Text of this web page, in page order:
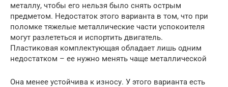
металлу, чтобы его нельзя было снять острым
предметом. Недостаток этого варианта в том, что при
поломке тяжелые металлические части успокоителя
могут разлететься и испортить двигатель.
Пластиковая комплектующая обладает лишь одним
недостатком – ее нужно менять чаще металлической
Она менее устойчива к износу. У этого варианта есть